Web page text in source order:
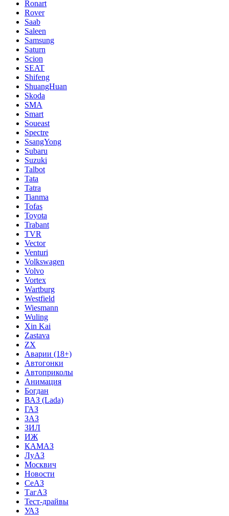
Ronart
Rover
Saab
Saleen
Samsung
Saturn
Scion
SEAT
Shifeng
ShuangHuan
Skoda
SMA
Smart
Soueast
Spectre
SsangYong
Subaru
Suzuki
Talbot
Tata
Tatra
Tianma
Tofas
Toyota
Trabant
TVR
Vector
Venturi
Volkswagen
Volvo
Vortex
Wartburg
Westfield
Wiesmann
Wuling
Xin Kai
Zastava
ZX
Аварии (18+)
Автогонки
Автоприколы
Анимация
Богдан
ВАЗ (Lada)
ГАЗ
ЗАЗ
ЗИЛ
ИЖ
КАМАЗ
ЛуАЗ
Москвич
Новости
СеАЗ
ТагАЗ
Тест-драйвы
УАЗ